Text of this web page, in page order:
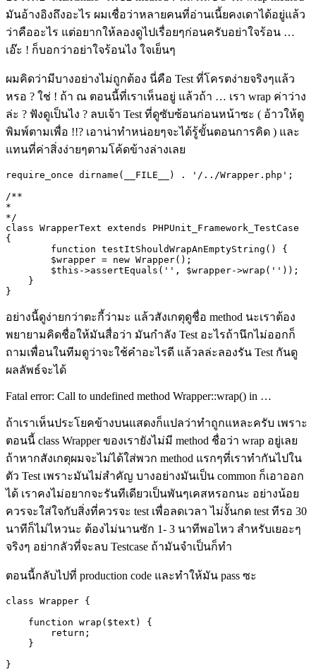
มันอ้างอิงถึงอะไร ผมเชื่อว่าหลายคนที่อ่านเนี้ยคงเดาได้อยู่แล้ว
ว่าคืออะไร แต่อยากให้ลองดูไปเรื่อยๆก่อนครับอย่าใจร้อน …
เอ๊ะ ! ก็บอกว่าอย่าใจร้อนไง ใจเย็นๆ
ผมคิดว่ามีบางอย่างไม่ถูกต้อง นี่คือ Test ที่โครตง่ายจริงๆแล้ว
หรอ ? ใช่ ! ถ้า ณ ตอนนี้ที่เราเห็นอยู่ แล้วถ้า … เรา wrap ค่าว่าง
ล่ะ ? ฟังดูเป็นไง ? ลบเจ้า Test ที่ดูซับซ้อนก่อนหน้าซะ ( อ้าวให้ตู
พิมพ์ตามเพื่อ !!? เอาน่าทำหน่อยๆจะได้รู้ขั้นตอนการคิด ) และ
แทนที่ค่าสิ่งง่ายๆตามโค้ดข้างล่างเลย
require_once dirname(__FILE__) . '/../Wrapper.php';
/**
*
*/
class WrapperText extends PHPUnit_Framework_TestCase
{
}
อย่างนี้ดูง่ายกว่าตะกี้ว่ามะ แล้วสังเกตุดูชื่อ method นะเราต้อง
พยายามคิดชื่อให้มันสื่อว่า มันกำลัง Test อะไรถ้านึกไม่ออกก็
ถามเพื่อนในทีมดูว่าจะใช้คำอะไรดี แล้วลล่ะลองรัน Test กันดู
ผลลัพธ์จะได้
Fatal error: Call to undefined method Wrapper::wrap() in …
ถ้าเราเห็นประโยคข้างบนแสดงก็แปลว่าทำถูกแหละครับ เพราะ
ตอนนี้ class Wrapperของเรายังไม่มี method ชื่อว่า wrap อยู่เลย
ถ้าหากสังเกตุผมจะไม่ได้ใส่พวก method แรกๆที่เราทำกันไปใน
ตัว Test เพราะมันไม่สำคัญ บางอย่างมันเป็น common ก็เอาออก
ได้ เราคงไม่อยากจะรันทีเดียวเป็นพันๆเคสหรอกนะ อย่างน้อย
ควรจะใส่ใจกับสิ่งที่ควรจะ test เพื่อลดเวลา ไม่งั้นกด test ทีรอ 30
นาทีก็ไม่ไหวนะ ต้องไม่นานซัก 1- 3 นาทีพอไหว สำหรับเยอะๆ
จริงๆ อย่ากลัวที่จะลบ Testcase ถ้ามันจำเป็นก็ทำ
ตอนนี้กลับไปที่ production code และทำให้มัน pass ซะ
class Wrapper {
function wrap($text) {
return;
}
}